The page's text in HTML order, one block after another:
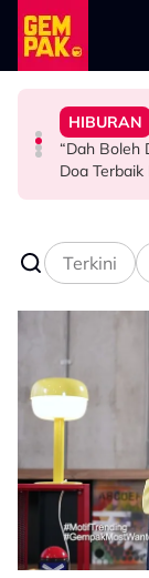
Skip to main
HIBURAN
Bawa Anak
Doktor
HIBURAN
“Dah Boleh
Doa Terbaik
BERITA
Kasihnya
Anak Yang
Pengantin
Terkini